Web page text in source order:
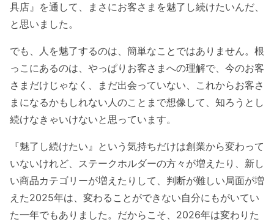
具店』を通して、まさにお客さまを魅了し続けたいんだ、
と思いました。
でも、人を魅了するのは、簡単なことではありません。根
っこにあるのは、やっぱりお客さまへの理解で、今のお客
さまだけじゃなく、まだ出会っていない、これからお客さ
まになるかもしれない人のことまで想像して、知ろうとし
続けなきゃいけないと思っています。
『魅了し続けたい』という気持ちだけは創業から変わって
いないけれど、ステークホルダーの方々が増えたり、新し
い商品カテゴリーが増えたりして、判断が難しい局面が増
えた2025年は、変わることができない自分にもがいてい
た一年でもありました。だからこそ、2026年は変わりた